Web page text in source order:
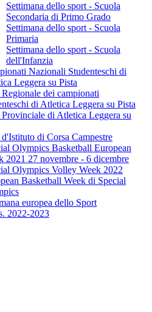
Settimana dello sport - Scuola
Secondaria di Primo Grado
Settimana dello sport - Scuola
Primaria
Settimana dello sport - Scuola
dell'Infanzia
Nazionali Studenteschi di
Leggera su Pista
Regionale dei campionati
di Atletica Leggera su Pista
Provinciale di Atletica Leggera su
d'Istituto di Corsa Campestre
Olympics Basketball European
2021 27 novembre - 6 dicembre
Olympics Volley Week 2022
Basketball Week di Special
europea dello Sport
2022-2023